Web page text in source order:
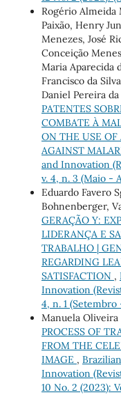
Rogério Almeida
Paixão, Henry
Menezes, José
Conceição
Maria Aparecida
Francisco da
Daniel Pereira da
PATENTES
COMBATE À
ON THE USE
AGAINST
and Innovation
v. 4, n. 3 (Maio -
Eduardo Favero
Bohnenberger,
GERAÇÃO Y:
LIDERANÇA E
TRABALHO |
REGARDING
SATISFACTION ,
Innovation
4, n. 1
Manuela
PROCESS OF
FROM THE
IMAGE ,
Innovation
10 No. 2 (2023):